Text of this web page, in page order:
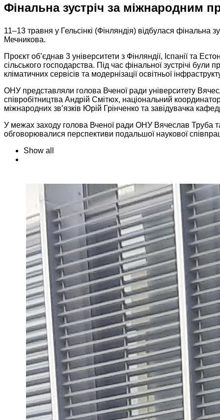
Фінальна зустріч за міжнародним
11–13 травня у Гельсінкі (Фінляндія) відбулася
Мечникова.
Проєкт об’єднав 3 університети з Фінляндії, Іспанії та
сільського господарства. Під час фінальної зустрічі
кліматичних сервісів та модернізації освітньої
ОНУ представляли голова Вченої ради університету
співробітництва Андрій Смітюх, національний
міжнародних зв’язків Юрій Грінченко та завідувачка
У межах заходу голова Вченої ради ОНУ Вячеслав Труба
обговорювалися перспективи подальшої наукової
Show all